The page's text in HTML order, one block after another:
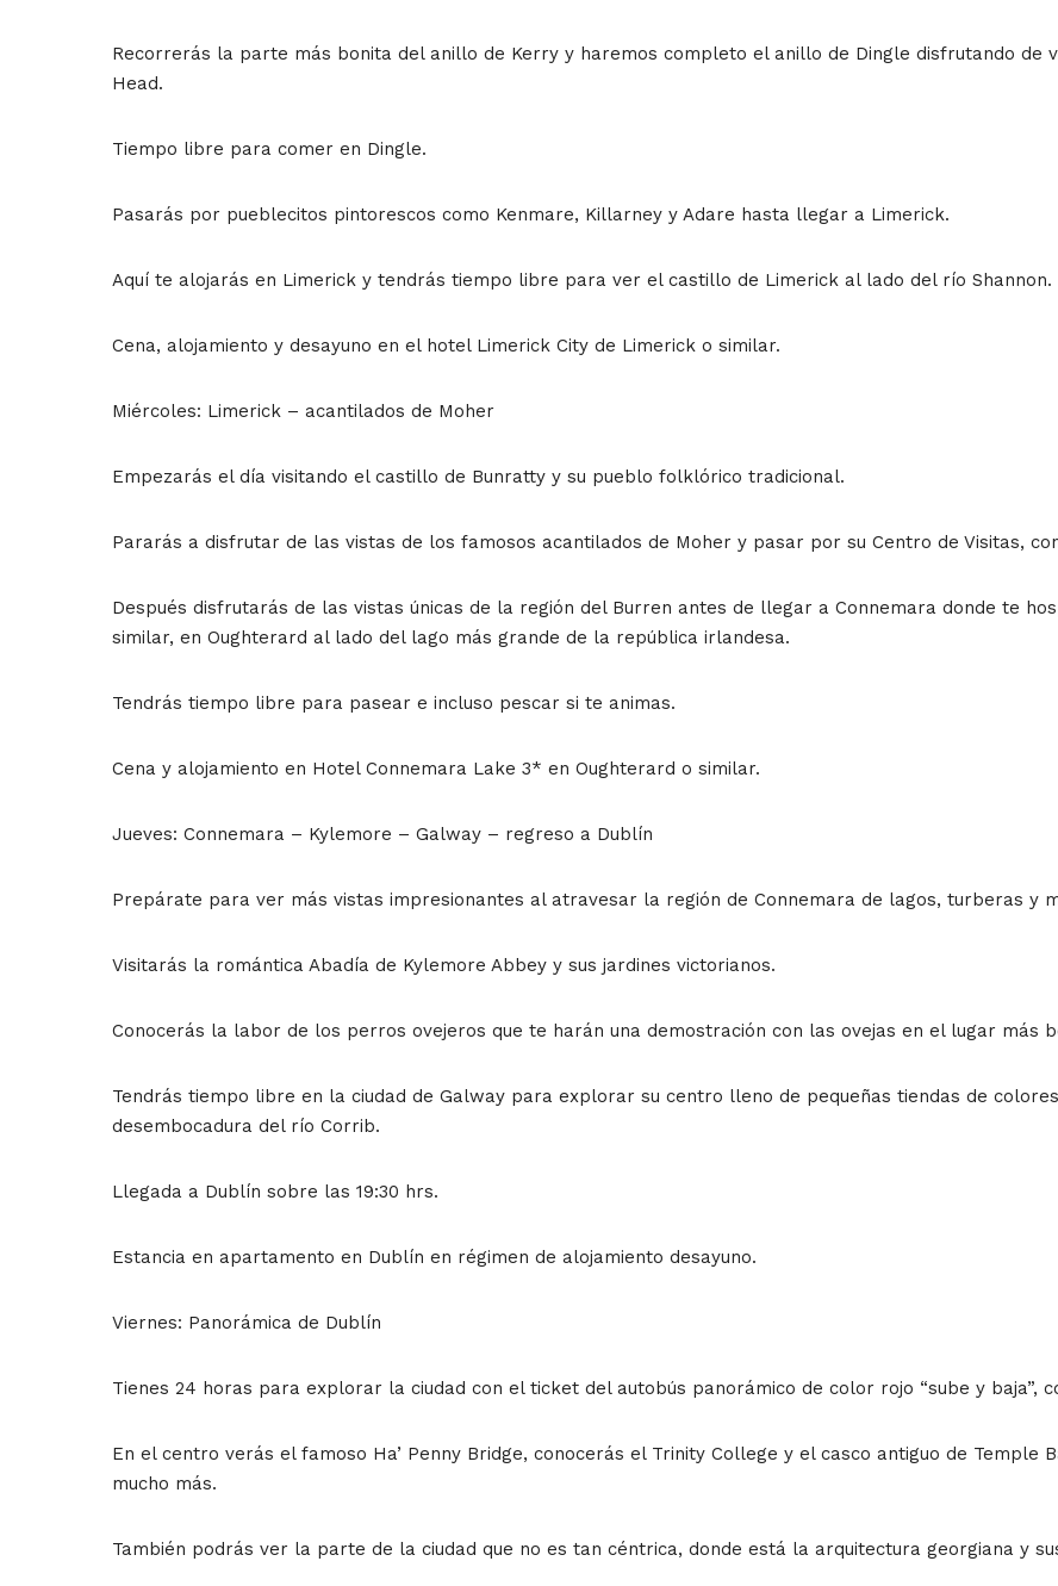
Recorrerás la parte más bonita del anillo de Kerry y haremos completo el anillo de Dingle disfrutando de
Head.
Tiempo libre para comer en Dingle.
Pasarás por pueblecitos pintorescos como Kenmare, Killarney y Adare hasta llegar a Limerick.
Aquí te alojarás en Limerick y tendrás tiempo libre para ver el castillo de Limerick al lado del río Shannon.
Cena, alojamiento y desayuno en el hotel Limerick City de Limerick o similar.
Miércoles: Limerick – acantilados de Moher
Empezarás el día visitando el castillo de Bunratty y su pueblo folklórico tradicional.
Pararás a disfrutar de las vistas de los famosos acantilados de Moher y pasar por su Centro de Visitas,
Después disfrutarás de las vistas únicas de la región del Burren antes de llegar a Connemara donde te
similar, en Oughterard al lado del lago más grande de la república irlandesa.
Tendrás tiempo libre para pasear e incluso pescar si te animas.
Cena y alojamiento en Hotel Connemara Lake 3* en Oughterard o similar.
Jueves: Connemara – Kylemore – Galway – regreso a Dublín
Prepárate para ver más vistas impresionantes al atravesar la región de Connemara de lagos, turberas y
Visitarás la romántica Abadía de Kylemore Abbey y sus jardines victorianos.
Conocerás la labor de los perros ovejeros que te harán una demostración con las ovejas en el lugar más
Tendrás tiempo libre en la ciudad de Galway para explorar su centro lleno de pequeñas tiendas de
desembocadura del río Corrib.
Llegada a Dublín sobre las 19:30 hrs.
Estancia en apartamento en Dublín en régimen de alojamiento desayuno.
Viernes: Panorámica de Dublín
Tienes 24 horas para explorar la ciudad con el ticket del autobús panorámico de color rojo “sube y baja”,
En el centro verás el famoso Ha’ Penny Bridge, conocerás el Trinity College y el casco antiguo de
mucho más.
También podrás ver la parte de la ciudad que no es tan céntrica, donde está la arquitectura georgiana y